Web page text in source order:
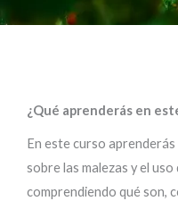
¿Qué aprenderás en
En este curso
sobre las malezas y el
comprendiendo qué son,